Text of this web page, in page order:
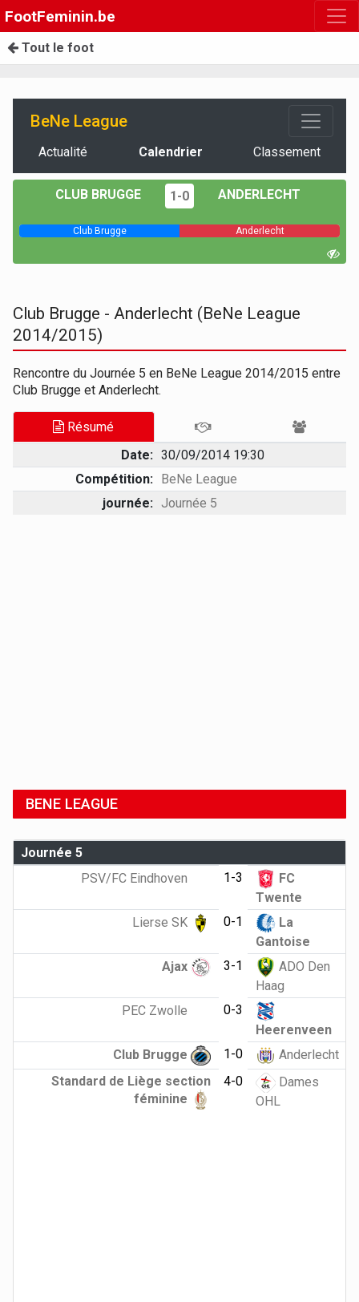
FootFeminin.be
Tout le foot
BeNe League
Actualité Calendrier Classement
CLUB BRUGGE 1-0 ANDERLECHT
Club Brugge Anderlecht
Club Brugge - Anderlecht (BeNe League
2014/2015)
Rencontre du Journée 5 en BeNe League 2014/2015 entre
Club Brugge et Anderlecht.
Résumé
Date: 30/09/2014 19:30
Compétition: BeNe League
journée: Journée 5
BENE LEAGUE
Journée 5
PSV/FC Eindhoven
1-3
FC
Twente
Lierse SK
0-1
La
Gantoise
Ajax
3-1
ADO Den
Haag
PEC Zwolle
0-3
Heerenveen
Club Brugge
1-0
Anderlecht
Standard de Liège section
féminine
4-0
Dames
OHL